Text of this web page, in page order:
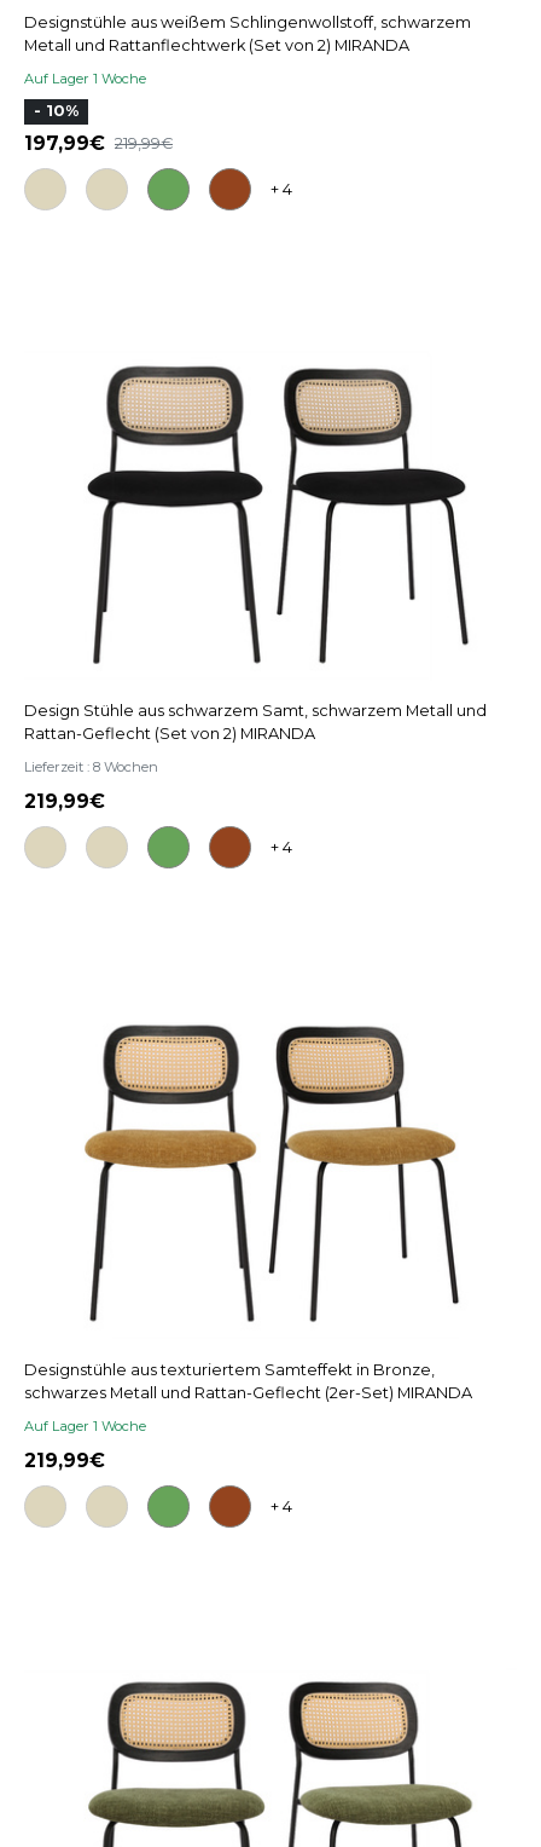
Designstühle aus weißem Schlingenwollstoff, schwarzem
Metall und Rattanflechtwerk (Set von 2) MIRANDA
Auf Lager 1 Woche
- 10%
197,99 219,99
+ 4
Design Stühle aus schwarzem Samt, schwarzem Metall und
Rattan-Geflecht (Set von 2) MIRANDA
Lieferzeit : 8 Wochen
219,99
+ 4
Designstühle aus texturiertem Samteffekt in Bronze,
schwarzes Metall und Rattan-Geflecht (2er-Set) MIRANDA
Auf Lager 1 Woche
219,99
+ 4